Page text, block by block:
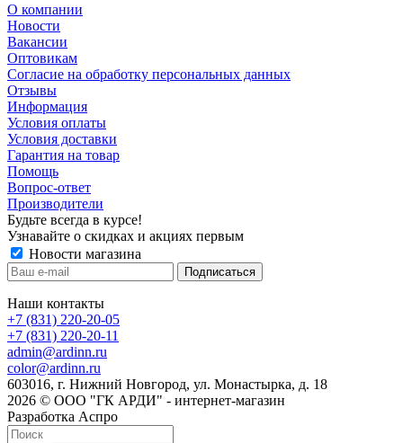
О компании
Новости
Вакансии
Оптовикам
Cогласие на обработку персональных данных
Отзывы
Информация
Условия оплаты
Условия доставки
Гарантия на товар
Помощь
Вопрос-ответ
Производители
Будьте всегда в курсе!
Узнавайте о скидках и акциях первым
Новости магазина
Наши контакты
+7 (831) 220-20-05
+7 (831) 220-20-11
admin@ardinn.ru
color@ardinn.ru
603016, г. Нижний Новгород, ул. Монастырка, д. 18
2026 © ООО "ГК АРДИ" - интернет-магазин
Разработка Аспро